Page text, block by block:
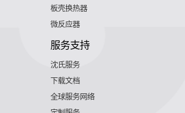
板壳换热器
微反应器
服务支持
沈氏服务
下载文档
全球服务网络